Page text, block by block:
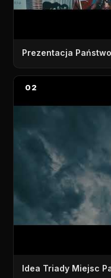
Prezentacja
02
Idea Triady Miejsc